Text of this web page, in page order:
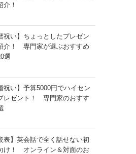
介！
祝い】ちょっとしたプレゼン
介！ 専門家が選ぶおすすめ
選
祝い】予算5000円でハイセン
レゼント！ 専門家のおすす
表】英会話で全く話せない初
け！ オンライン＆対面のお